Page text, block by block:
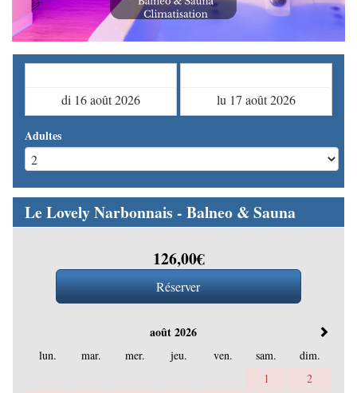
Adultes
Le Lovely Narbonnais - Balneo & Sauna
126,00€
août 2026
lun. mar. mer. jeu. ven. sam.
dim.
1
2